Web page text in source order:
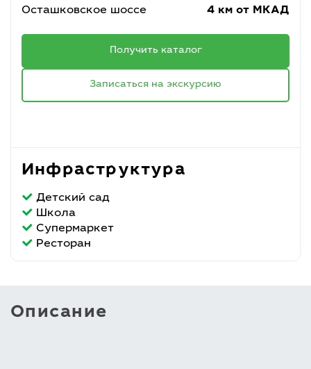
Осташковское шоссе 4 км от МКАД
Получить каталог
Записаться на экскурсию
Инфраструктура
Детский сад
Школа
Супермаркет
Ресторан
Описание